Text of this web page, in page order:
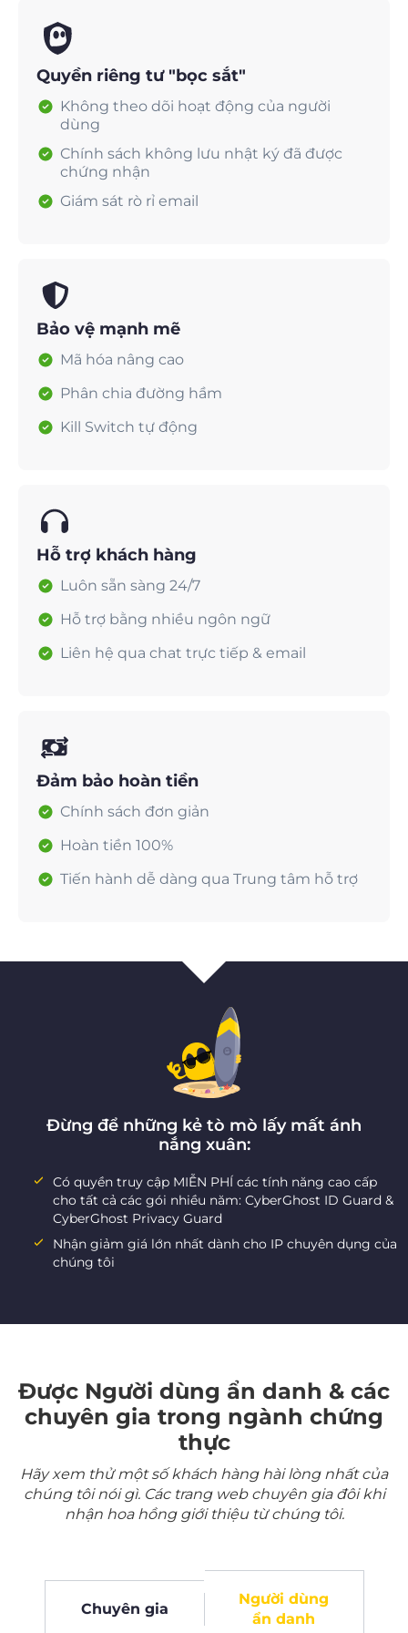
Quyền riêng tư "bọc sắt"
Không theo dõi hoạt động của người
dùng
Chính sách không lưu nhật ký đã được
chứng nhận
Giám sát rò rỉ email
Bảo vệ mạnh mẽ
Mã hóa nâng cao
Phân chia đường hầm
Kill Switch tự động
Hỗ trợ khách hàng
Luôn sẵn sàng 24/7
Hỗ trợ bằng nhiều ngôn ngữ
Liên hệ qua chat trực tiếp & email
Đảm bảo hoàn tiền
Chính sách đơn giản
Hoàn tiền 100%
Tiến hành dễ dàng qua Trung tâm hỗ trợ
Đừng để những kẻ tò mò lấy mất ánh
nắng xuân:
Có quyền truy cập MIỄN PHÍ các tính năng cao cấp
cho tất cả các gói nhiều năm: CyberGhost ID Guard &
CyberGhost Privacy Guard
Nhận giảm giá lớn nhất dành cho IP chuyên dụng của
chúng tôi
Được Người dùng ẩn danh & các
chuyên gia trong ngành chứng
thực
Hãy xem thử một số khách hàng hài lòng nhất của
chúng tôi nói gì. Các trang web chuyên gia đôi khi
nhận hoa hồng giới thiệu từ chúng tôi.
Chuyên gia
Người dùng
ẩn danh